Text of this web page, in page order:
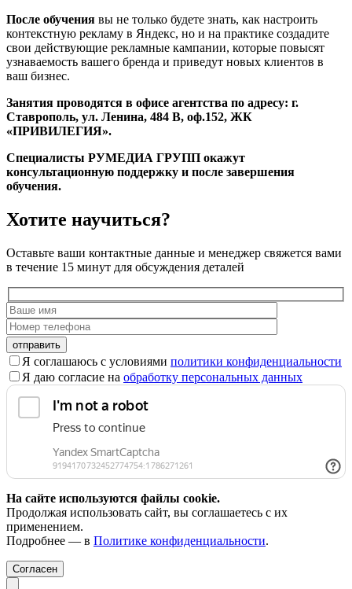
После обучения вы не только будете знать, как настроить
контекстную рекламу в Яндекс, но и на практике создадите
свои действующие рекламные кампании, которые повысят
узнаваемость вашего бренда и приведут новых клиентов в
ваш бизнес.
Занятия проводятся в офисе агентства по адресу: г.
Ставрополь, ул. Ленина, 484 В, оф.152, ЖК
«ПРИВИЛЕГИЯ».
Специалисты РУМЕДИА ГРУПП окажут
консультационную поддержку и после завершения
обучения.
Хотите научиться?
Оставьте ваши контактные данные и менеджер свяжется вами
в течение 15 минут для обсуждения деталей
Оставьте
это
поле
пустым.
Я соглашаюсь с условиями политики конфиденциальности
Я даю согласие на обработку персональных данных
На сайте используются файлы cookie.
Продолжая использовать сайт, вы соглашаетесь с их
применением.
Подробнее — в Политике конфиденциальности.
Согласен